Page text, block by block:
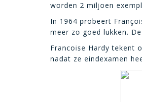
worden 2 miljoen
In 1964 probeert
meer zo goed lukken.
Francoise Hardy tekent
nadat ze eindexamen